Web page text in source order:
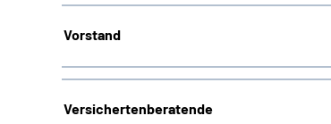
Vorstand
Versichertenberatende